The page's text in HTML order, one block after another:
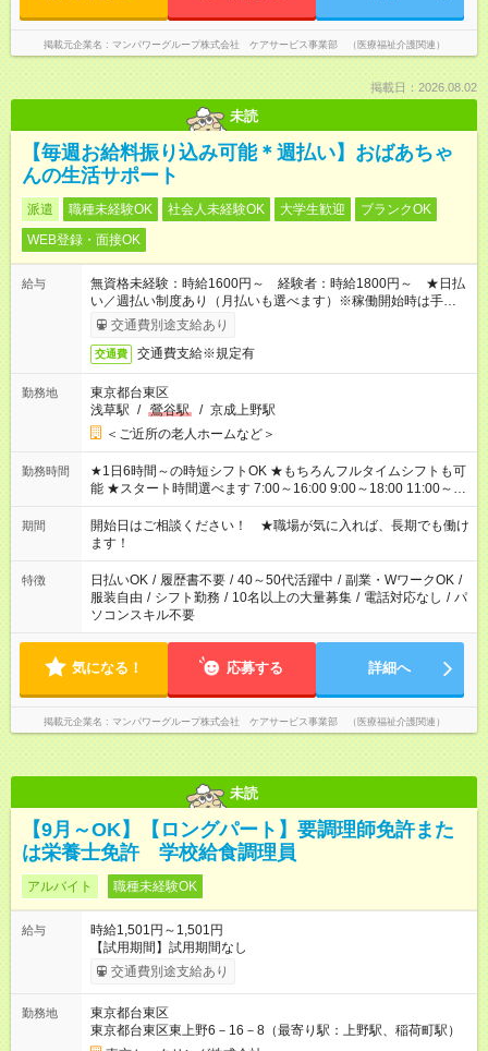
掲載元企業名 マンパワーグループ株式会社 ケアサービス事業部 （医療福祉介護関連）
掲載日：2026.08.02
未読
【毎週お給料振り込み可能＊週払い】おばあちゃ
んの生活サポート
派遣 職種未経験OK 社会人未経験OK 大学生歓迎
ブランクOK
WEB登録・面接OK
給与
無資格未経験：時給1600円～ 経験者：時給1800円～ ★日払
い／週払い制度あり（月払いも選べます）※稼働開始時は手続き
完了次第のお支払いとなります。
交通費別途支給あり
交通費 交通費支給※規定有
勤務地
東京都台東区
浅草駅 / 鶯谷駅 / 京成上野駅
＜ご近所の老人ホームなど＞
勤務時間
★1日6時間～の時短シフトOK ★もちろんフルタイムシフトも可
能 ★スタート時間選べます 7:00～16:00 9:00～18:00 11:00～
20:00 など 残業なし！ ※Wワークの場合、他のお仕事と合わせ
週40時間超の就業はご案内できません ※法令に基づき、週20時
間以上勤務は社会保険への加入対象となります ※労働者派遣法
（日雇い派遣の原則禁止）により、短時間・短期間の就業はご
案内が難しい場合があります
期間
開始日はご相談ください！ ★職場が気に入れば、長期でも働け
ます！
特徴 日払いOK / 履歴書不要 / 40～50代活躍中 / 副業・WワークOK /
服装自由 / シフト勤務 / 10名以上の大量募集 / 電話対応なし / パ
ソコンスキル不要
気になる！ 応募する 詳細へ
掲載元企業名 マンパワーグループ株式会社 ケアサービス事業部 （医療福祉介護関連）
未読
【9月～OK】【ロングパート】要調理師免許また
は栄養士免許 学校給食調理員
アルバイト 職種未経験OK
給与
時給1,501円～1,501円
【試用期間】試用期間なし
交通費別途支給あり
勤務地
東京都台東区
東京都台東区東上野6－16－8（最寄り駅：上野駅、稲荷町駅）